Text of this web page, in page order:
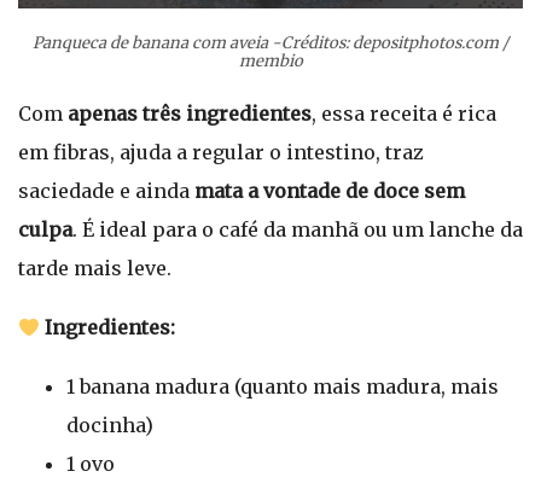
Panqueca de banana com aveia -Créditos: depositphotos.com /
membio
Com apenas três ingredientes, essa receita é rica
em fibras, ajuda a regular o intestino, traz
saciedade e ainda mata a vontade de doce sem
culpa. É ideal para o café da manhã ou um lanche da
tarde mais leve.
Ingredientes:
1 banana madura (quanto mais madura, mais
docinha)
1 ovo